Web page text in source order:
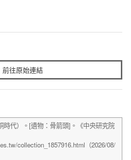
前往原始連結